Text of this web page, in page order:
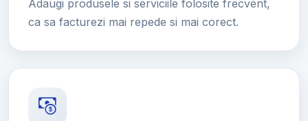
Adaugi produsele si serviciile folosite frecvent,
ca sa facturezi mai repede si mai corect.